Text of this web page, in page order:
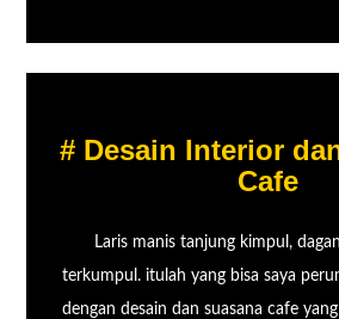
# Desain Interior
Cafe
Laris manis tanjung kimpul,
terkumpul. itulah yang bisa saya
dengan desain dan suasana cafe